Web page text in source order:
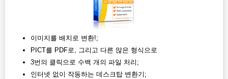
이미지를 배치로 변환!;
PICT를 PDF로, 그리고 다른 많은 형식으로
3번의 클릭으로 수백 개의 파일 처리;
인터넷 없이 작동하는 데스크탑 변환기;